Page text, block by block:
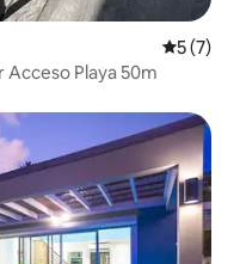
5 (7)
Acceso Playa 50m